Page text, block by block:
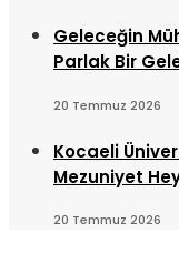
Geleceğin
Parlak Bir
20 Temmuz 2026
Kocaeli
Mezuniyet
20 Temmuz 2026